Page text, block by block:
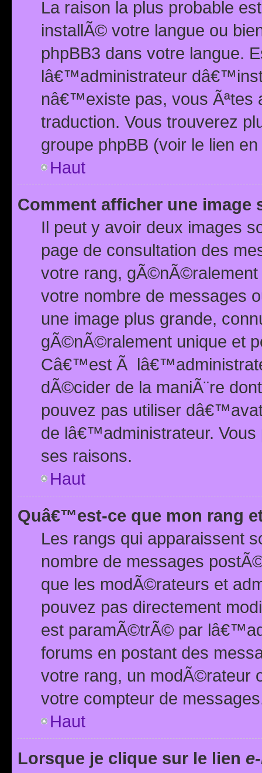
La raison la plus probable
installÃ© votre langue ou
phpBB3 dans votre langue.
lâ€™administrateur
nâ€™existe pas, vous Ãªtes
traduction. Vous trouverez
groupe phpBB (voir le lien
Haut
Comment afficher une image
Il peut y avoir deux images
page de consultation des
votre rang,
votre nombre de messages
une image plus grande,
gÃ©nÃ©ralement unique et
Câ€™est Ã
dÃ©cider de la maniÃ¨re
pouvez pas utiliser
de lâ€™administrateur.
ses raisons.
Haut
Quâ€™est-ce que mon rang
Les rangs qui apparaissent
nombre de messages
que les modÃ©rateurs et
pouvez pas directement
est paramÃ©trÃ© par
forums en postant des
votre rang, un modÃ©rateur
votre compteur de
Haut
Lorsque je clique sur le lien